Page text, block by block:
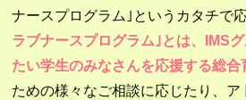
ナースプログラム｣というカタチで
ラブナースプログラム｣とは、
IMS
たい学生のみなさんを応援する総合
ための様々なご相談に応じたり、